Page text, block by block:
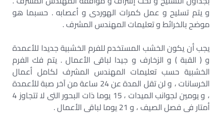
و يتم تسليح و عمل كمرات الهوردى و أعصابه . حسبما هو
موضح بالخرائط و تعليمات المهندس المشرف .
يجب أن يكون الخشب المستخدم للفرم الخشبية جديدا للأعمدة
و ( القبة ) و الزخارف و جيدا لباقى الأعمال . يتم فك الفرم
الخشبية حسب تعليمات المهندس المشرف لكامل أعمال
الخرسانات ، و لن تقل المدة عن 24 ساعة من آخر صبة للأعمدة
، و يومين لجوانب الميدات ، 15 يوما ذات البحور التى لا تتجاوز 4
أمتار فى فصل الصيف ، و 21 يوما لباقى الأعمال .